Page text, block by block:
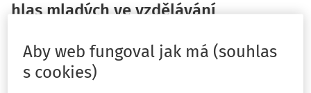
hlas mladých ve vzdělávání
Vydáno: 15. 1. 2026
1 minuta čtení
Aby web fungoval jak má (souhlas
s cookies)